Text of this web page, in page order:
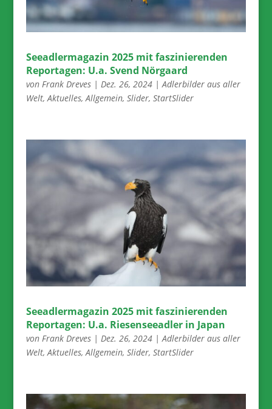
Seeadlermagazin 2025 mit faszinierenden
Reportagen: U.a. Svend Nörgaard
von Frank Dreves| Dez. 26, 2024|Adlerbilder aus aller
Welt,Aktuelles,Allgemein, Slider, StartSlider
Seeadlermagazin 2025 mit faszinierenden
Reportagen: U.a. Riesenseeadler in Japan
von Frank Dreves| Dez. 26, 2024|Adlerbilder aus aller
Welt,Aktuelles,Allgemein, Slider, StartSlider